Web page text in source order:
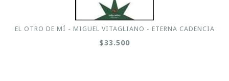
EL OTRO DE MÍ - MIGUEL VITAGLIANO - ETERNA CADENCIA
$33.500